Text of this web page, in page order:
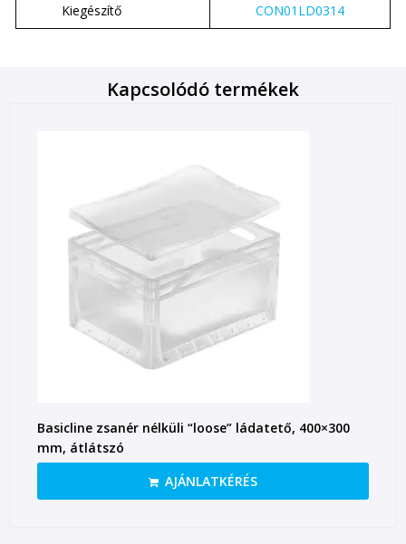
Kiegészítő CON01LD0314
Kapcsolódó termékek
Basicline zsanér nélküli “loose” ládatető, 400×300
mm, átlátszó
AJÁNLATKÉRÉS